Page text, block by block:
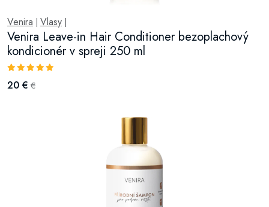
Venira Vlasy
Venira Leave-in Hair Conditioner bezoplachový
kondicionér v spreji 250 ml
20 € €